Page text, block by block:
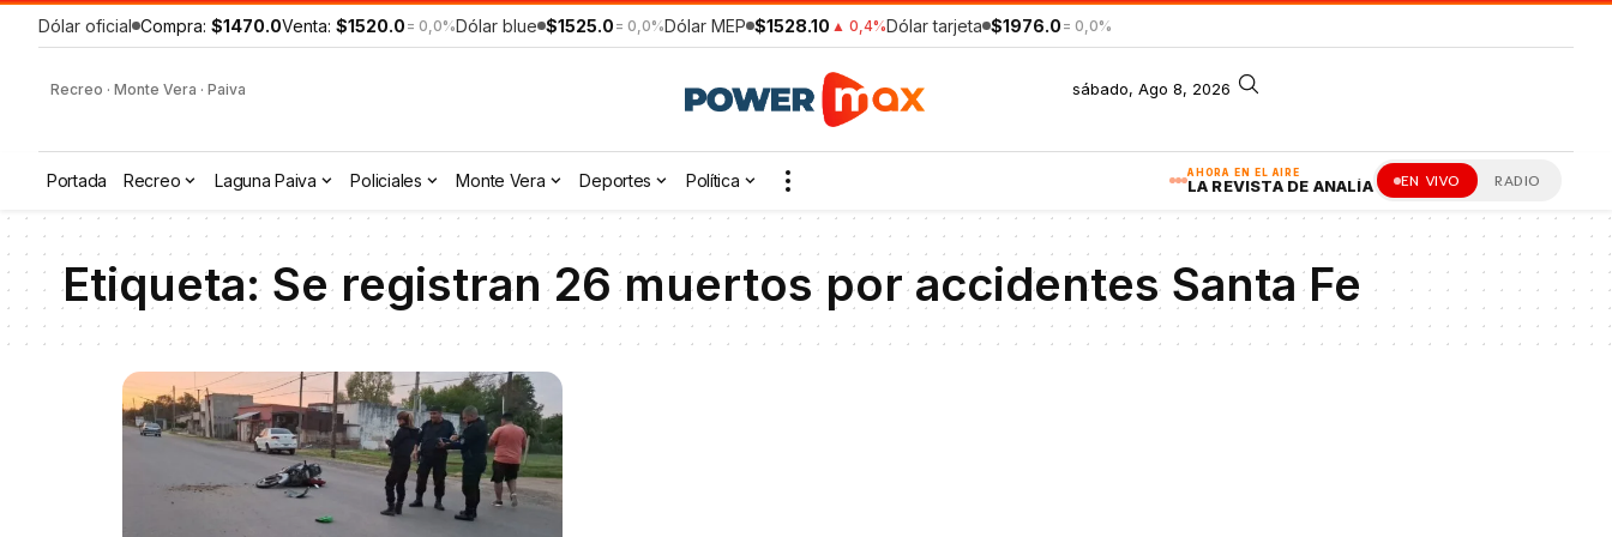
Dólar oficial Compra: $1470.0Venta: $1520.0 = 0,0%Dólar blue $1525.0 = 0,0%Dólar MEP $1528.10 ▲ 0,4%Dólar tarjeta $1976.0 = 0,0%
Recreo · Monte Vera · Paiva sábado, Ago 8, 2026
AHORA EN EL AIRE
LA REVISTA DE ANALÍA EN VIVO RADIO
Portada Recreo Laguna Paiva Policiales Monte Vera Deportes Política
Etiqueta: Se registran 26 muertos por accidentes Santa Fe